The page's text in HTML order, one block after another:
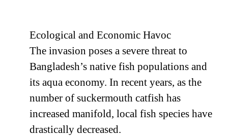
Ecological and Economic Havoc
The invasion poses a severe threat to
Bangladesh’s native fish populations and
its aqua economy. In recent years, as the
number of suckermouth catfish has
increased manifold, local fish species have
drastically decreased.